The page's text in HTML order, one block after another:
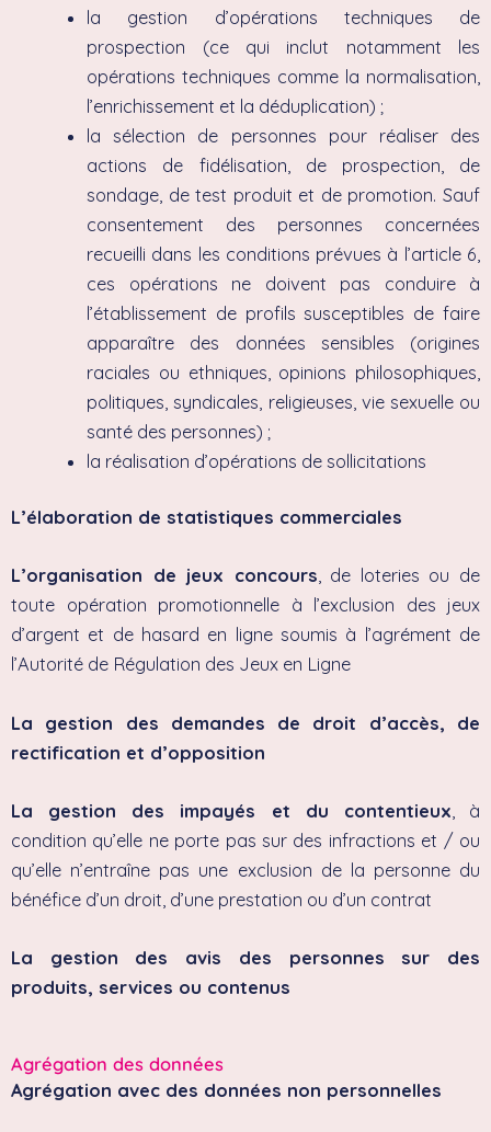
la gestion d’opérations techniques de
prospection (ce qui inclut notamment les
opérations techniques comme la normalisation,
l’enrichissement et la déduplication) ;
la sélection de personnes pour réaliser des
actions de fidélisation, de prospection, de
sondage, de test produit et de promotion. Sauf
consentement des personnes concernées
recueilli dans les conditions prévues à l’article 6,
ces opérations ne doivent pas conduire à
l’établissement de profils susceptibles de faire
apparaître des données sensibles (origines
raciales ou ethniques, opinions philosophiques,
politiques, syndicales, religieuses, vie sexuelle ou
santé des personnes) ;
la réalisation d’opérations de sollicitations
L’élaboration de statistiques commerciales
L’organisation de jeux concours, de loteries ou de
toute opération promotionnelle à l’exclusion des jeux
d’argent et de hasard en ligne soumis à l’agrément de
l’Autorité de Régulation des Jeux en Ligne
La gestion des demandes de droit d’accès, de
rectification et d’opposition
La gestion des impayés et du contentieux , à
condition qu’elle ne porte pas sur des infractions et / ou
qu’elle n’entraîne pas une exclusion de la personne du
bénéfice d’un droit, d’une prestation ou d’un contrat
La gestion des avis des personnes sur des
produits, services ou contenus
Agrégation des données
Agrégation avec des données non personnelles